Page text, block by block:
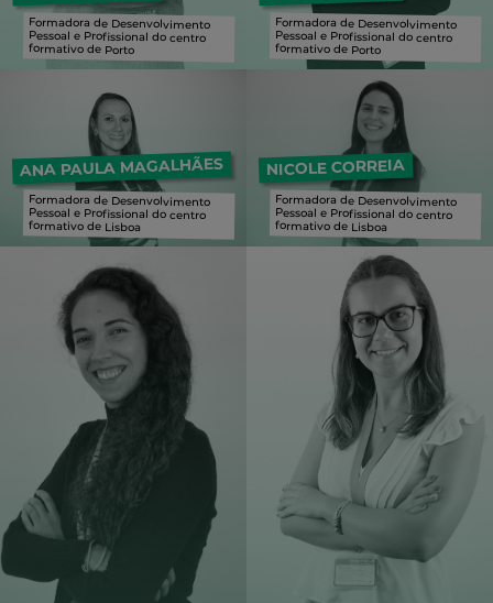
Formadora de Desenvolvimento
Pessoal e Profissional do centro
formativo de Porto
Formadora de Desenvolvimento
Pessoal e Profissional do centro
formativo de Porto
ANA PAULA MAGALHÃES
Formadora de Desenvolvimento
Pessoal e Profissional do centro
formativo de Lisboa
NICOLE CORREIA
Formadora de Desenvolvimento
Pessoal e Profissional do centro
formativo de Lisboa